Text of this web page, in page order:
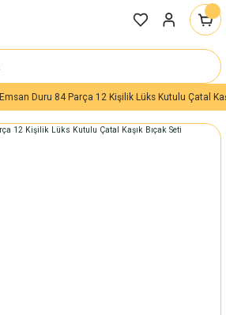
Emsan Duru 84 Parça 12 Kişilik Lüks Kutulu Çatal